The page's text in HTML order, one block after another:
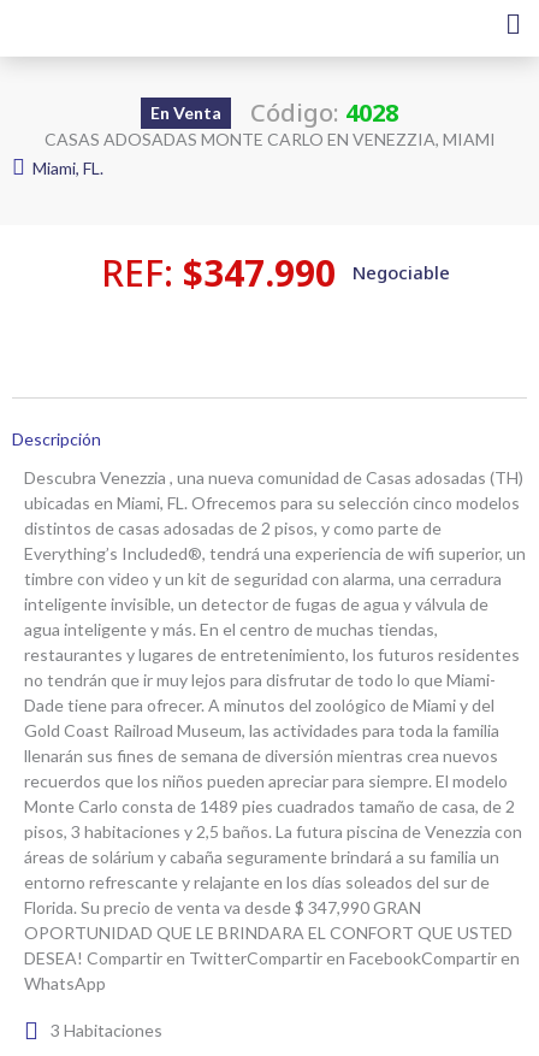
contenido
En Venta Código: 4028
CASAS ADOSADAS MONTE CARLO EN VENEZZIA, MIAMI
Miami, FL.
REF: $347.990 Negociable
Descripción
Descubra Venezzia , una nueva comunidad de Casas adosadas (TH)
ubicadas en Miami, FL. Ofrecemos para su selección cinco modelos
distintos de casas adosadas de 2 pisos, y como parte de
Everything’s Included®, tendrá una experiencia de wifi superior, un
timbre con video y un kit de seguridad con alarma, una cerradura
inteligente invisible, un detector de fugas de agua y válvula de
agua inteligente y más. En el centro de muchas tiendas,
restaurantes y lugares de entretenimiento, los futuros residentes
no tendrán que ir muy lejos para disfrutar de todo lo que Miami-
Dade tiene para ofrecer. A minutos del zoológico de Miami y del
Gold Coast Railroad Museum, las actividades para toda la familia
llenarán sus fines de semana de diversión mientras crea nuevos
recuerdos que los niños pueden apreciar para siempre. El modelo
Monte Carlo consta de 1489 pies cuadrados tamaño de casa, de 2
pisos, 3 habitaciones y 2,5 baños. La futura piscina de Venezzia con
áreas de solárium y cabaña seguramente brindará a su familia un
entorno refrescante y relajante en los días soleados del sur de
Florida. Su precio de venta va desde $ 347,990 GRAN
OPORTUNIDAD QUE LE BRINDARA EL CONFORT QUE USTED
DESEA! Compartir en TwitterCompartir en FacebookCompartir en
WhatsApp
3 Habitaciones